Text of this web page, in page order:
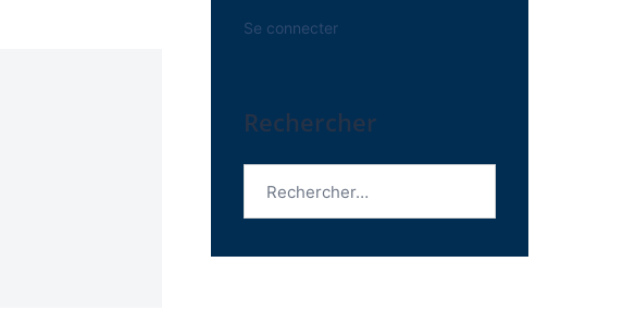
Se connecter
Rechercher